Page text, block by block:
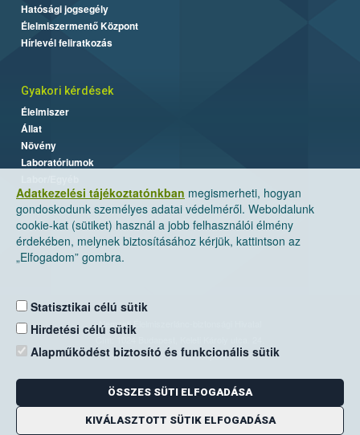
Adatkezelési tájékoztatónkban megismerheti, hogyan
gondoskodunk személyes adatai védelméről. Weboldalunk
cookie-kat (sütiket) használ a jobb felhasználói élmény
érdekében, melynek biztosításához kérjük, kattintson az
„Elfogadom” gombra.
Statisztikai célú sütik
Hirdetési célú sütik
Alapműködést biztosító és funkcionális sütik
ÖSSZES SÜTI ELFOGADÁSA
KIVÁLASZTOTT SÜTIK ELFOGADÁSA
Hatósági jogsegély
Élelmiszermentő Központ
Hírlevél feliratkozás
Gyakori kérdések
Élelmiszer
Állat
Növény
Laboratóriumok
Nemzeti Élelmiszerlánc-biztonsági Hivatal
Levelezési cím: 1525 Budapest. Pf. 30.
E-mail:ugyfelszolgalat@nebih.gov.hu
Zöld szám: 06-80/263-244
Telefon: 06-1/ 336-9000